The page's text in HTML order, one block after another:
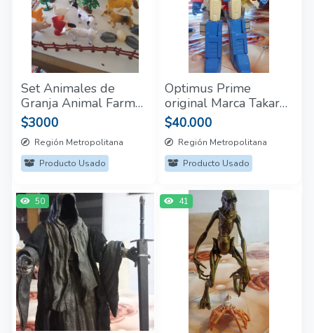
Set Animales de
Granja Animal Farm
+3 años
$3000
Región Metropolitana
Producto Usado
Optimus Prime
original Marca Takara
1999 27cm.
$40.000
Región Metropolitana
Producto Usado
50 41